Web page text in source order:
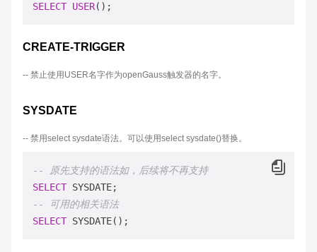
SELECT USER
CREATE-TRIGGER
-- 禁止使用USER名字作为openGauss触发器的名字。
SYSDATE
-- 禁用select sysdate语法。可以使用select sysdate()替换。
-- 原先支持的语法如，后续将不再支持
SELECT
-- 可用的相关语法
SELECT